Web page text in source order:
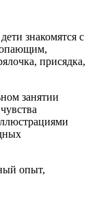
знакомятся с
присядка,
занятии
опыт,